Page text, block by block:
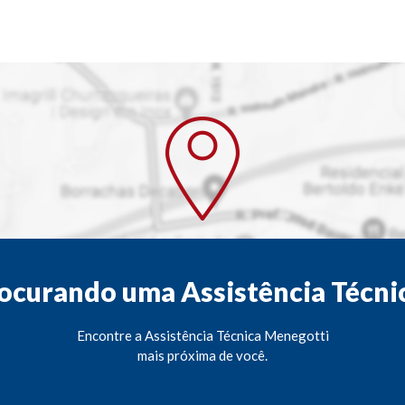
uma Assistência
Encontre a Assistência Técnica Menegotti
mais próxima de você.